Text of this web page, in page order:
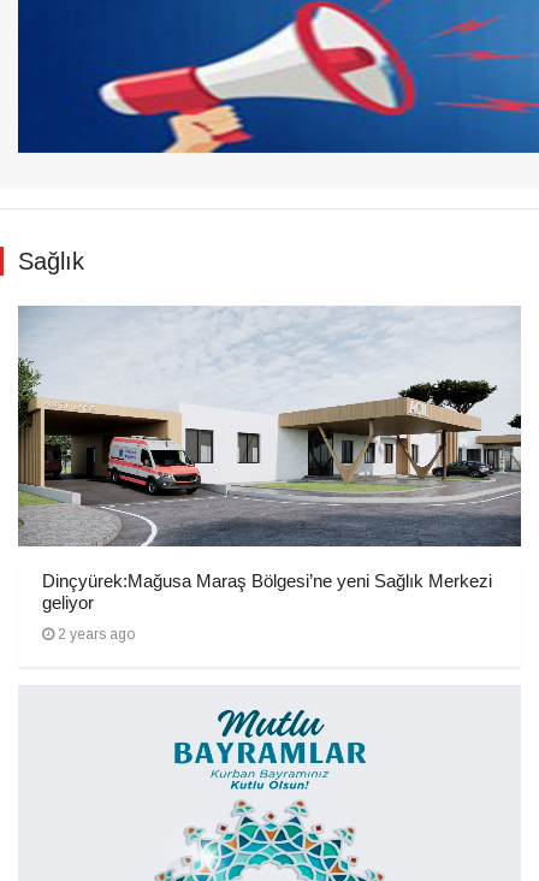
Sağlık
Dinçyürek:Mağusa Maraş Bölgesi’ne yeni Sağlık Merkezi
geliyor
2 years ago